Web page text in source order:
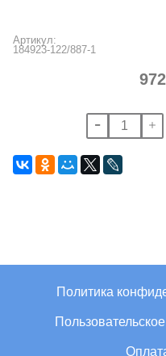
Артикул:
184923-122/887-1
Политика